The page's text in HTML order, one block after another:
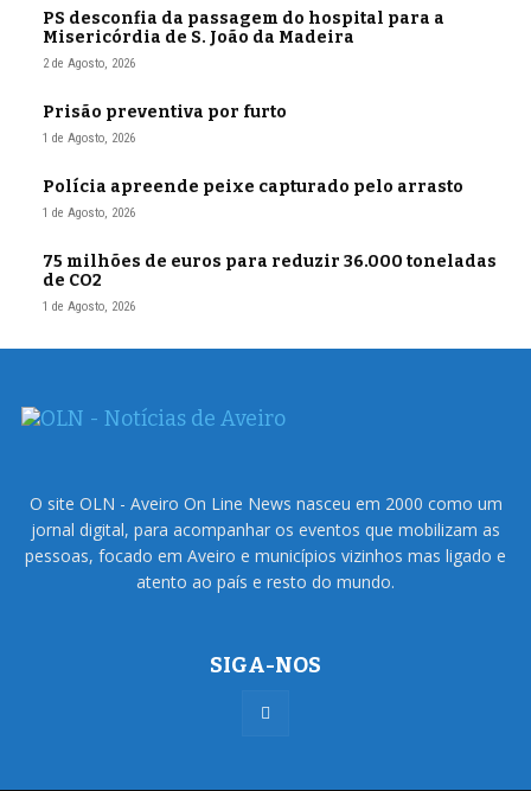
PS desconfia da passagem do hospital para a
Misericórdia de S. João da Madeira
2 de Agosto, 2026
Prisão preventiva por furto
1 de Agosto, 2026
Polícia apreende peixe capturado pelo arrasto
1 de Agosto, 2026
75 milhões de euros para reduzir 36.000 toneladas
de CO2
1 de Agosto, 2026
O site OLN - Aveiro On Line News nasceu em 2000 como um
jornal digital, para acompanhar os eventos que mobilizam as
pessoas, focado em Aveiro e municípios vizinhos mas ligado e
atento ao país e resto do mundo.
SIGA-NOS